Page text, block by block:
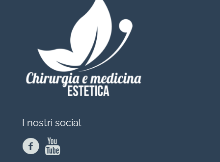
I nostri social